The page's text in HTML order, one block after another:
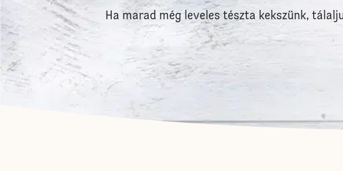
Ha marad még leveles tészta kekszünk,